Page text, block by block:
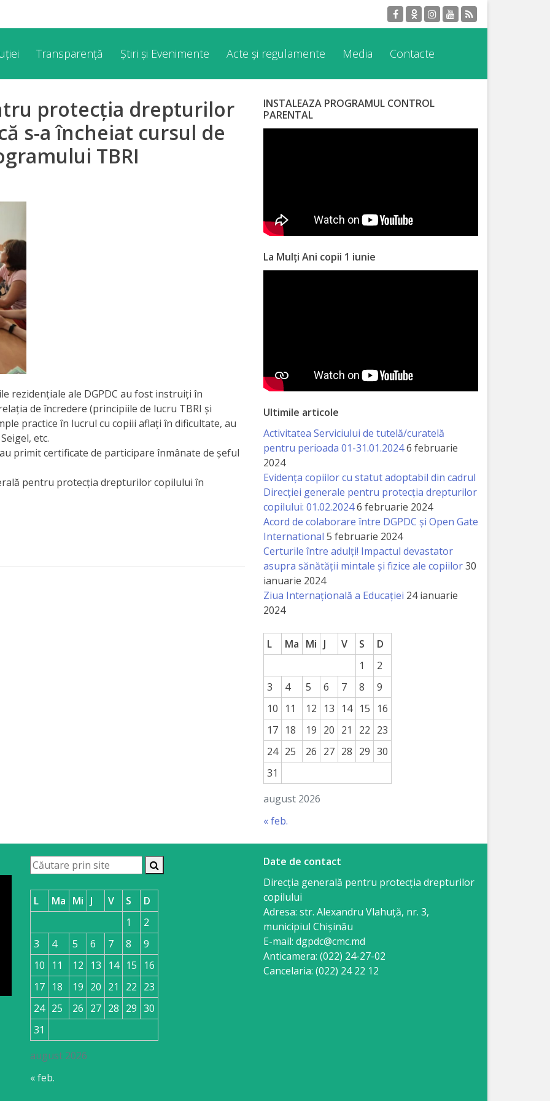
Transparență Știri și Evenimente Acte și regulamente Media Contacte
protecția drepturilor
s-a încheiat cursul de
TBRI
rezidențiale ale DGPDC au fost instruiți în
de încredere (principiile de lucru TBRI și
practice în lucrul cu copiii aflați în dificultate, au
etc.
primit certificate de participare înmânate de șeful
pentru protecția drepturilor copilului în
INSTALEAZA PROGRAMUL CONTROL
PARENTAL
La Mulți Ani copii 1 iunie
Ultimile articole
Activitatea Serviciului de tutelă/curatelă
pentru perioada 01-31.01.20246 februarie
2024
Evidența copiilor cu statut adoptabil din cadrul
Direcției generale pentru protecția drepturilor
copilului: 01.02.20246 februarie 2024
Acord de colaborare între DGPDC și Open Gate
International 5 februarie 2024
Certurile între adulți! Impactul devastator
asupra sănătății mintale și fizice ale copiilor30
ianuarie 2024
Ziua Internațională a Educației 24 ianuarie
2024
august 2026
L Ma Mi J V S
D
1
2
3
4 5 6 7 8
9
10
11 12 13 14 15
16
17 18 19 20 21 22 23
24 25 26 27 28 29 30
31
« feb.
august 2026
L Ma Mi J V S
D
1
2
3
4 5 6 7 8
9
10
11 12 13 14 15
16
17 18 19 20 21 22 23
24 25 26 27 28 29 30
31
« feb.
Date de contact
Direcția generală pentru protecția drepturilor
copilului
Adresa: str. Alexandru Vlahuţă, nr. 3,
municipiul Chişinău
E-mail: dgpdc@cmc.md
Anticamera: (022) 24-27-02
Cancelaria: (022) 24 22 12